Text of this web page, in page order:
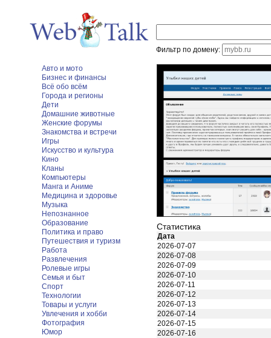
Фильтр по домену:
Авто и мото
Бизнес и финансы
Всё обо всём
Города и регионы
Дети
Домашние животные
Женские форумы
Знакомства и встречи
Игры
Искусство и культура
Кино
Кланы
Компьютеры
Манга и Аниме
Медицина и здоровье
Музыка
Непознанное
Образование
Политика и право
Путешествия и туризм
Работа
Развлечения
Ролевые игры
Семья и быт
Спорт
Технологии
Товары и услуги
Увлечения и хобби
Фотография
Юмор
Статистика
Дата
2026-07-07
2026-07-08
2026-07-09
2026-07-10
2026-07-11
2026-07-12
2026-07-13
2026-07-14
2026-07-15
2026-07-16